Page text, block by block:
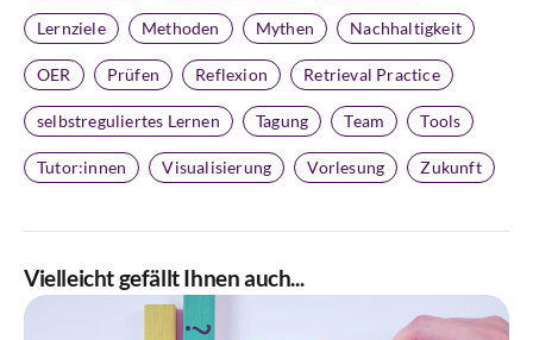
Lernziele Methoden Mythen Nachhaltigkeit
OER Prüfen Reflexion Retrieval Practice
selbstreguliertes Lernen Tagung Team Tools
Tutor:innen Visualisierung Vorlesung Zukunft
Vielleicht gefällt Ihnen auch...